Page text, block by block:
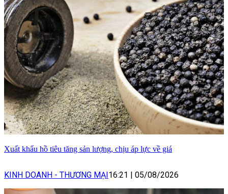
Xuất khẩu hồ tiêu tăng sản lượng, chịu áp lực về giá
KINH DOANH - THƯƠNG MẠI 16:21 05/08/2026